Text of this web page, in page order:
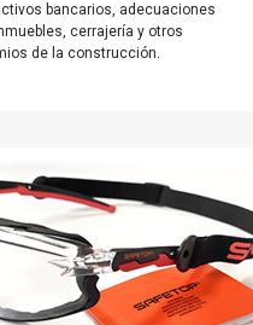
bancarios, adecuaciones
cerrajería y otros
de la construcción.